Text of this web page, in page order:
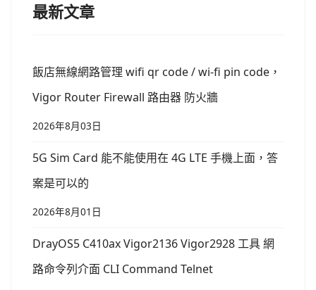
最新文章
飯店無線網路管理 wifi qr code / wi-fi pin code，
Vigor Router Firewall 路由器 防火牆
2026年8月03日
5G Sim Card 能不能使用在 4G LTE 手機上面，答
案是可以的
2026年8月01日
DrayOS5 C410ax Vigor2136 Vigor2928 工具 網
路命令列介面 CLI Command Telnet